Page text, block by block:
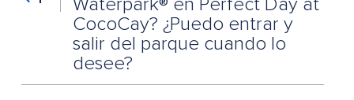
CocoCay? ¿Puedo entrar y
salir del parque cuando lo
desee?